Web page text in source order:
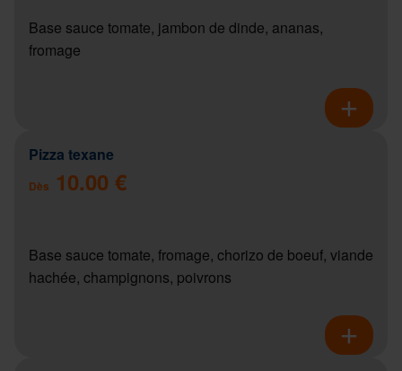
Base sauce tomate, jambon de dinde, ananas,
fromage
Pizza texane
Dès 10.00 €
Base sauce tomate, fromage, chorizo de boeuf, viande
hachée, champignons, poivrons